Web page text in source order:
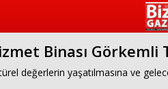
Binası Görkemli
değerlerin yaşatılmasına ve